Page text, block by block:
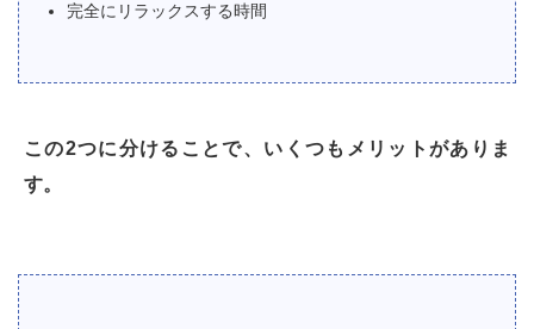
完全にリラックスする時間
この2つに分けることで、いくつもメリットがありま
す。